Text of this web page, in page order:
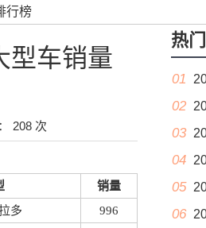
行榜
型车销量
208 次
销量
多
996
热
01
02
03
04
05
06